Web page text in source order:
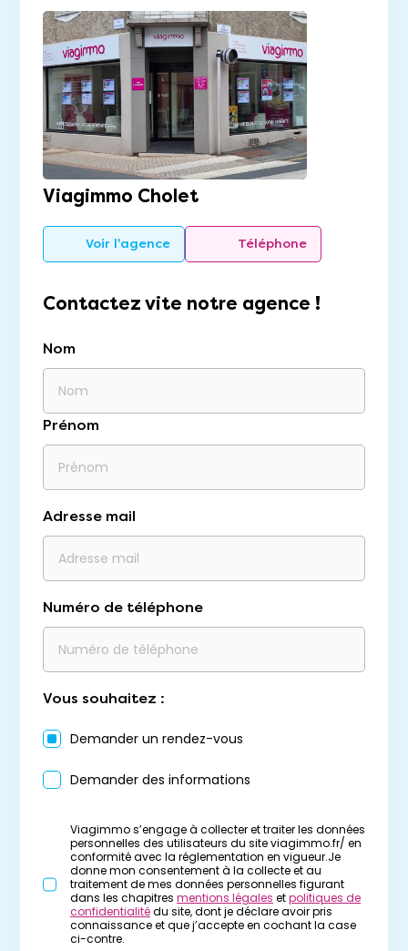
Viagimmo Cholet
Voir l'agence Téléphone
Contactez vite notre agence !
Nom
Prénom
Adresse mail
Numéro de téléphone
Vous souhaitez :
Demander un rendez-vous
Demander des informations
Viagimmo s’engage à collecter et traiter les données
personnelles des utilisateurs du site viagimmo.fr/ en
conformité avec la réglementation en vigueur.Je
donne mon consentement à la collecte et au
traitement de mes données personnelles figurant
dans les chapitres mentions légales etpolitiques de
confidentialitédu site, dont je déclare avoir pris
connaissance et que j’accepte en cochant la case
ci-contre.